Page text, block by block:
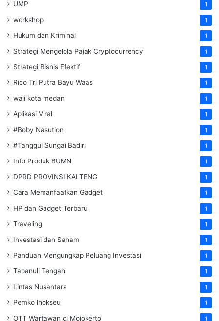
UMP 1
workshop 1
Hukum dan Kriminal 1
Strategi Mengelola Pajak Cryptocurrency 1
Strategi Bisnis Efektif 1
Rico Tri Putra Bayu Waas 1
wali kota medan 1
Aplikasi Viral 1
#Boby Nasution 1
#Tanggul Sungai Badiri 1
Info Produk BUMN 1
DPRD PROVINSI KALTENG 1
Cara Memanfaatkan Gadget 1
HP dan Gadget Terbaru 1
Traveling 1
Investasi dan Saham 1
Panduan Mengungkap Peluang Investasi 1
Tapanuli Tengah 1
Lintas Nusantara 1
Pemko lhokseu 1
OTT Wartawan di Mojokerto 1